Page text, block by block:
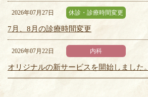
2026年07月27日 休診・診療時間変更
7月、8月の診療時間変更
2026年07月22日 内科
オリジナルの新サービスを開始しました。